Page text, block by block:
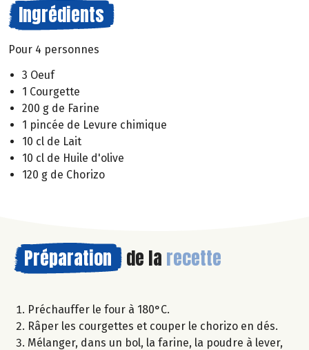
Ingrédients
Pour 4 personnes
3 Oeuf
1 Courgette
200 g de Farine
1 pincée de Levure chimique
10 cl de Lait
10 cl de Huile d'olive
120 g de Chorizo
Préparation de la recette
Préchauffer le four à 180°C.
Râper les courgettes et couper le chorizo en dés.
Mélanger, dans un bol, la farine, la poudre à lever,